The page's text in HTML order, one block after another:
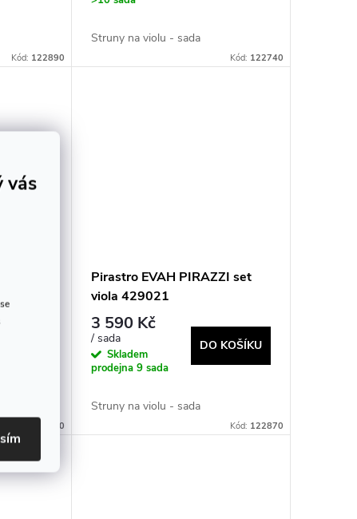
vás
Kód: 122890
Struny na violu - sada
Kód: 122740
137200
Pirastro EVAH PIRAZZI set
viola 429021
3 590 Kč
/ sada
Skladem
prodejna 9 sada
DO KOŠÍKU
Struny na violu - sada
Kód: 122870